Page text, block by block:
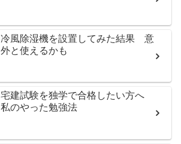
冷風除湿機を設置してみた結果 意
外と使えるかも
宅建試験を独学で合格したい方へ
私のやった勉強法